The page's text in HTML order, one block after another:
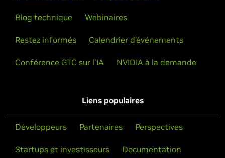
Blog technique Webinaires
Restez informés Calendrier d’événements
Conférence GTC sur l'IA NVIDIA à la demande
Liens populaires
Développeurs Partenaires Perspectives
Startups et investisseurs Documentation